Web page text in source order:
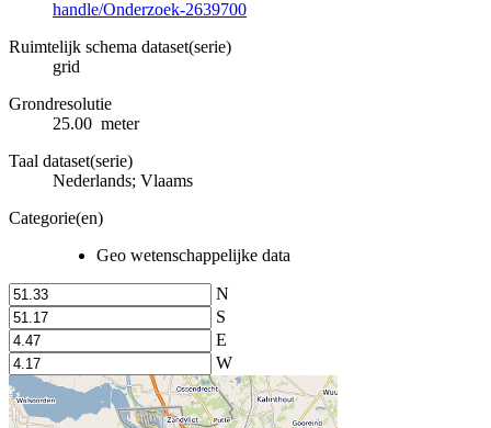
handle/Onderzoek-2639700
Ruimtelijk schema dataset(serie)
grid
Grondresolutie
25.00 meter
Taal dataset(serie)
Nederlands; Vlaams
Categorie(en)
Geo wetenschappelijke data
N
S
E
W